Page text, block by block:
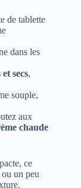
de tablette
dans les
secs,
souple,
aux
chaude
ce
un peu